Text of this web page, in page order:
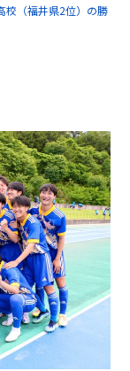
校（福井県2位）の勝